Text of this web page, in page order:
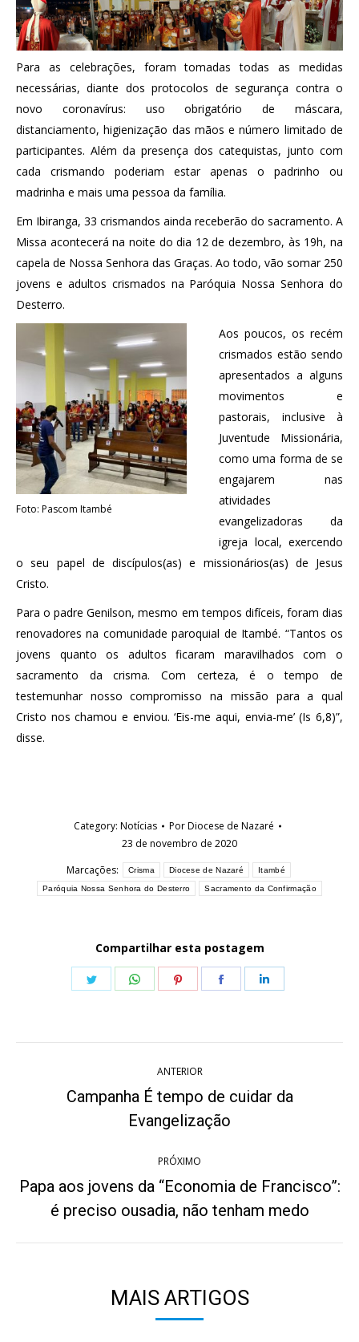
Para as celebrações, foram tomadas todas as medidas
necessárias, diante dos protocolos de segurança contra o
novo coronavírus: uso obrigatório de máscara,
distanciamento, higienização das mãos e número limitado de
participantes. Além da presença dos catequistas, junto com
cada crismando poderiam estar apenas o padrinho ou
madrinha e mais uma pessoa da família.
Em Ibiranga, 33 crismandos ainda receberão do sacramento. A
Missa acontecerá na noite do dia 12 de dezembro, às 19h, na
capela de Nossa Senhora das Graças. Ao todo, vão somar 250
jovens e adultos crismados na Paróquia Nossa Senhora do
Desterro.
Foto: Pascom Itambé
Aos poucos, os recém
crismados estão sendo
apresentados a alguns
movimentos e
pastorais, inclusive à
Juventude Missionária,
como uma forma de se
engajarem nas
atividades
evangelizadoras da
igreja local, exercendo
o seu papel de discípulos(as) e missionários(as) de Jesus
Cristo.
Para o padre Genilson, mesmo em tempos difíceis, foram dias
renovadores na comunidade paroquial de Itambé. “Tantos os
jovens quanto os adultos ficaram maravilhados com o
sacramento da crisma. Com certeza, é o tempo de
testemunhar nosso compromisso na missão para a qual
Cristo nos chamou e enviou. ‘Eis-me aqui, envia-me’ (Is 6,8)”,
disse.
Category: Notícias PorDiocese de Nazaré
23 de novembro de 2020
Marcações:
Crisma Diocese de Nazaré Itambé
Paróquia Nossa Senhora do Desterro Sacramento da Confirmação
Compartilhar esta postagem
Share
Share
Share
Share
ANTERIOR
Post
anterior:
Campanha É tempo de cuidar da
Evangelização
PRÓXIMO
Próximo
post:
Papa aos jovens da “Economia de Francisco”:
é preciso ousadia, não tenham medo
MAIS ARTIGOS